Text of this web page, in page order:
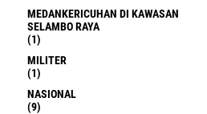
MEDANKERICUHAN DI KAWASAN
SELAMBO RAYA
(1)
MILITER
(1)
NASIONAL
(9)